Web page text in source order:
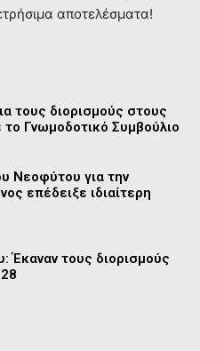
αποτελέσματα!
τους διορισμούς στους
Γνωμοδοτικό Συμβούλιο
Νεοφύτου για την
επέδειξε ιδιαίτερη
Έκαναν τους διορισμούς